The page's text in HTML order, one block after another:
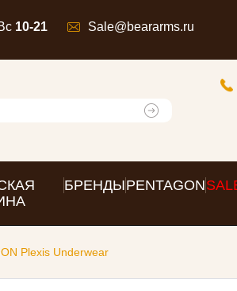
10-21 Sale@beararms.ru
БРЕНДЫPENTAGON
Plexis Underwear